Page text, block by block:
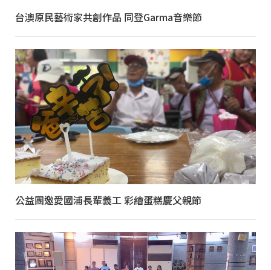
台澳原民藝術家共創作品 同登Garma音樂節
公益團邀愛國浦長輩義工 彩繪蛋糕慶父親節